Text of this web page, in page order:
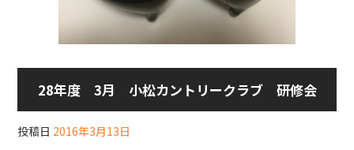
28年度 3月 小松カントリークラブ 研修会
投稿日 2016年3月13日